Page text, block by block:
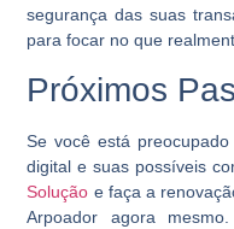
segurança das suas
para focar no que
Próximos
Se você está
digital e suas possíveis
Solução e faça a
Arpoador agora